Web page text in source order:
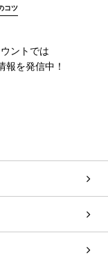
コツ
ントでは
報を発信中！